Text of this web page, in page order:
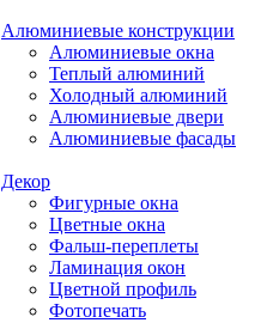
Алюминиевые конструкции
Алюминиевые окна
Теплый алюминий
Холодный алюминий
Алюминиевые двери
Алюминиевые фасады
Декор
Фигурные окна
Цветные окна
Фальш-переплеты
Ламинация окон
Цветной профиль
Фотопечать